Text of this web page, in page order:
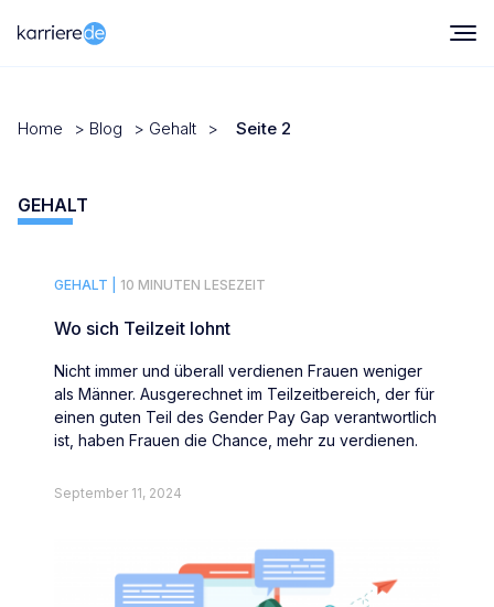
Home > Blog > Gehalt > Seite 2
GEHALT
GEHALT | 10 MINUTEN LESEZEIT
Wo sich Teilzeit lohnt
Nicht immer und überall verdienen Frauen weniger
als Männer. Ausgerechnet im Teilzeitbereich, der für
einen guten Teil des Gender Pay Gap verantwortlich
ist, haben Frauen die Chance, mehr zu verdienen.
September 11, 2024